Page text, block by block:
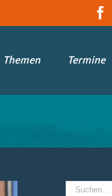
Themen Termine
Suche